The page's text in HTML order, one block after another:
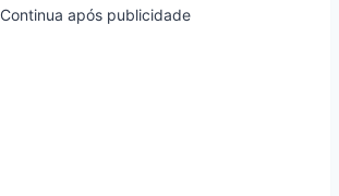
Continua após publicidade